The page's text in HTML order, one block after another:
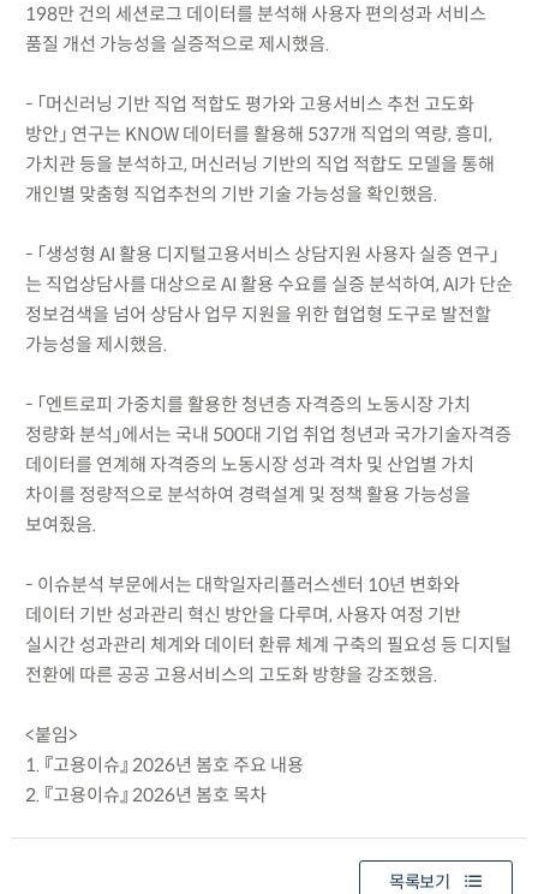
198만 건의 세션로그 데이터를 분석해 사용자 편의성과 서비스
품질 개선 가능성을 실증적으로 제시했음.
- 「머신러닝 기반 직업 적합도 평가와 고용서비스 추천 고도화
방안」 연구는 KNOW 데이터를 활용해 537개 직업의 역량, 흥미,
가치관 등을 분석하고, 머신러닝 기반의 직업 적합도 모델을 통해
개인별 맞춤형 직업추천의 기반 기술 가능성을 확인했음.
- 「생성형 AI 활용 디지털고용서비스 상담지원 사용자 실증 연구」
는 직업상담사를 대상으로 AI 활용 수요를 실증 분석하여, AI가 단순
정보검색을 넘어 상담사 업무 지원을 위한 협업형 도구로 발전할
가능성을 제시했음.
- 「엔트로피 가중치를 활용한 청년층 자격증의 노동시장 가치
정량화 분석」에서는 국내 500대 기업 취업 청년과 국가기술자격증
데이터를 연계해 자격증의 노동시장 성과 격차 및 산업별 가치
차이를 정량적으로 분석하여 경력설계 및 정책 활용 가능성을
보여줬음.
- 이슈분석 부문에서는 대학일자리플러스센터 10년 변화와
데이터 기반 성과관리 혁신 방안을 다루며, 사용자 여정 기반
실시간 성과관리 체계와 데이터 환류 체계 구축의 필요성 등 디지털
전환에 따른 공공 고용서비스의 고도화 방향을 강조했음.
<붙임>
1. 『고용이슈』 2026년 봄호 주요 내용
2. 『고용이슈』 2026년 봄호 목차
목록보기